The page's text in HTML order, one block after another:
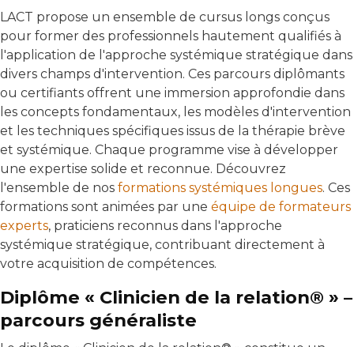
LACT propose un ensemble de cursus longs conçus
pour former des professionnels hautement qualifiés à
l'application de l'approche systémique stratégique dans
divers champs d'intervention. Ces parcours diplômants
ou certifiants offrent une immersion approfondie dans
les concepts fondamentaux, les modèles d'intervention
et les techniques spécifiques issus de la thérapie brève
et systémique. Chaque programme vise à développer
une expertise solide et reconnue. Découvrez
l'ensemble de nos formations systémiques longues. Ces
formations sont animées par une équipe de formateurs
experts, praticiens reconnus dans l'approche
systémique stratégique, contribuant directement à
votre acquisition de compétences.
Diplôme « Clinicien de la relation® » –
parcours généraliste